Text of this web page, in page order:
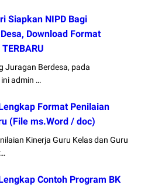
Siapkan NIPD Bagi
Download Format
Juragan Berdesa, pada
admin …
Format Penilaian
(File ms.Word / doc)
Kinerja Guru Kelas dan Guru
Contoh Program BK